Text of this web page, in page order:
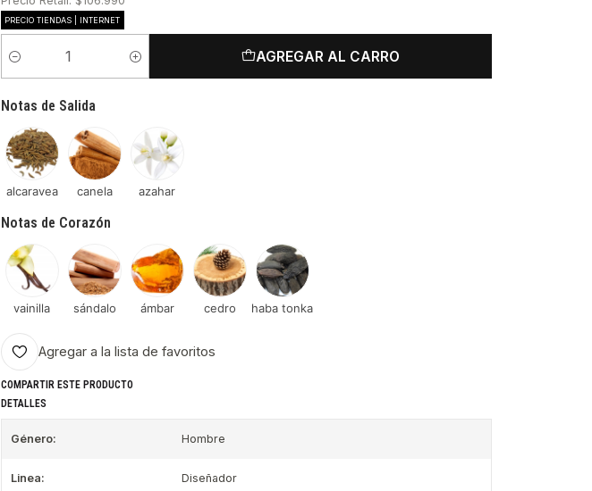
PRECIO TIENDAS | INTERNET
Cantidad
AGREGAR AL CARRO
Notas de Salida
alcaravea canela azahar
Notas de Corazón
vainilla sándalo ámbar cedro haba tonka
Agregar a la lista de favoritos
COMPARTIR ESTE PRODUCTO
DETALLES
Género: Hombre
Linea: Diseñador